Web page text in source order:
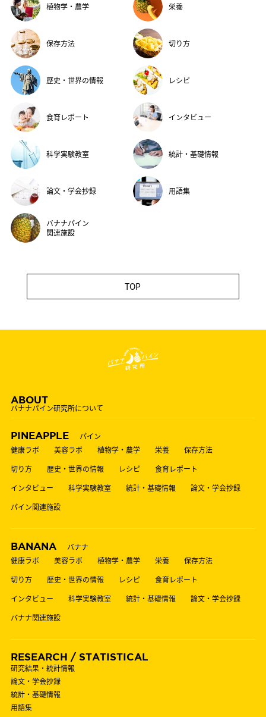
植物学・農学 栄養
保存方法 切り方
歴史・世界の情報 レシピ
食育レポート インタビュー
科学実験教室 統計・基礎情報
論文・学会抄録 用語集
バナナパイン
関連施設
TOP
ABOUT
バナナパイン研究所について
PINEAPPLE
パイン
健康ラボ
美容ラボ 植物学・農学 栄養
保存方法
切り方
歴史・世界の情報 レシピ
食育レポート
インタビュー
科学実験教室 統計・基礎情報
論文・学会抄録
パイン関連施設
BANANA
バナナ
健康ラボ
美容ラボ 植物学・農学 栄養
保存方法
切り方
歴史・世界の情報 レシピ
食育レポート
インタビュー
科学実験教室 統計・基礎情報
論文・学会抄録
バナナ関連施設
RESEARCH / STATISTICAL
研究結果・統計情報
論文・学会抄録
統計・基礎情報
用語集